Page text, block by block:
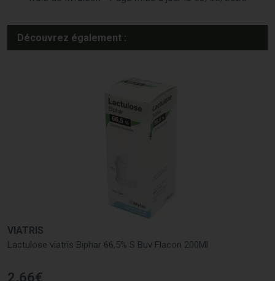
Découvrez également :
VIATRIS
Lactulose viatris Biphar 66,5% S Buv Flacon 200Ml
2,66€